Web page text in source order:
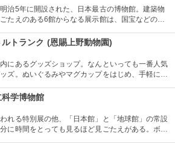
明治5年に開設された、日本最古の博物館。建築物
たえのある6館からなる展示館は、国宝などの歴
ナルグッズを販売するミュージアムショップや食事
ェなども併設されています。
ルトランク (恩賜上野動物園)
内にあるグッズショップ。なんといっても一番人気
ズ。ぬいぐるみやマグカップをはじめ、手軽に買
物たちのグッズももちろん豊富。記念品として、ま
、きっとお気に入りが見つかるはず！
科学博物館
れる特別展の他、「日本館」と「地球館」の常設
に時間をとっても見るほど見ごたえがある。ボラ